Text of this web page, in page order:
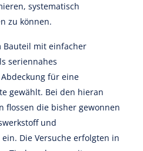
systematisch
zu können.
Bauteil mit einfacher
seriennahes
für eine
gewählt. Bei den hieran
flossen die bisher gewonnen
und
Die Versuche erfolgten in